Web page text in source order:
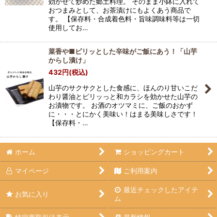
おつまみとして、お茶漬けにもよくあう商品で
す。 【保存料・合成着色料・旨味調味料等は一切
使用してお…
菜香や■ピリッとした辛味がご飯にあう！「山芋
からし漬け」
432円(税込)
山芋のサクサクとした食感に、ほんのり甘いこだ
わり醤油とピリッっと和カラシを効かせた山芋の
お漬物です。 お酒のオツマミに、ご飯のおかず
に・・・とにかく美味い！はまる美味しさです！
【保存料・…
ホーム ショッピングカート
マイページ ご利用案内
お気に入り
最近チェックしたアイテ
ム